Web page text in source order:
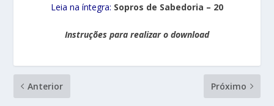
Leia na íntegra: Sopros de Sabedoria – 20
Instruções para realizar o download
Anterior Próximo